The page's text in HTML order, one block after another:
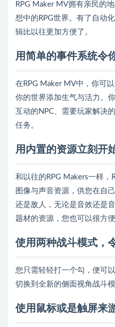
RPG Maker MV拥有亲民的
想中的RPG世界。有了自动
辑比以往更加方便了。
用简单的事件系统令
在RPG Maker MV中，你可
你的世界添加生气与活力。
互动的NPC、需要玩家解决
任务。
用内置的资源立刻开
和以往的RPG Makers一样
图像与声音资源，供您在自
还是敌人，无论是音效还是
题材的资源，您也可以很方
使用两种战斗模式，
您只需轻轻打一个勾，便可
切换到全新的侧面视角战斗模
使用鼠标或是触屏来